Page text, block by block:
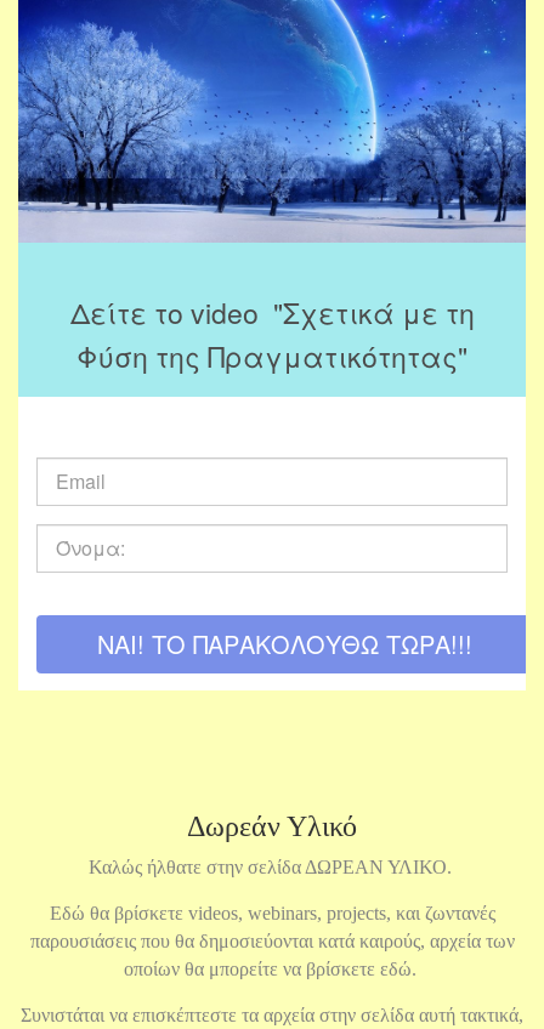
Δωρεάν Υλικό
Καλώς ήλθατε στην σελίδα ΔΩΡΕΑΝ ΥΛΙΚΟ.
Εδώ θα βρίσκετε videos, webinars, projects, και ζωντανές
παρουσιάσεις που θα δημοσιεύονται κατά καιρούς, αρχεία των
οποίων θα μπορείτε να βρίσκετε εδώ.
Συνιστάται να επισκέπτεστε τα αρχεία στην σελίδα αυτή τακτικά,